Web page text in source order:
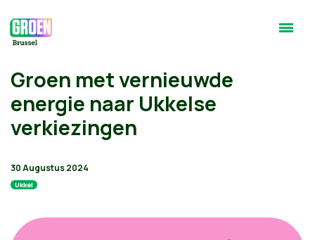
Groen met vernieuwde
energie naar Ukkelse
verkiezingen
30 Augustus 2024
Ukkel